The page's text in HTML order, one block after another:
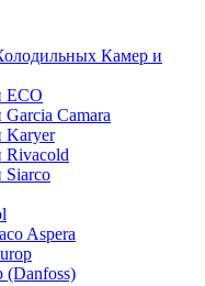
Камер и
ECO
Camara
Karyer
Rivacold
Siarco
Aspera
(Danfoss)